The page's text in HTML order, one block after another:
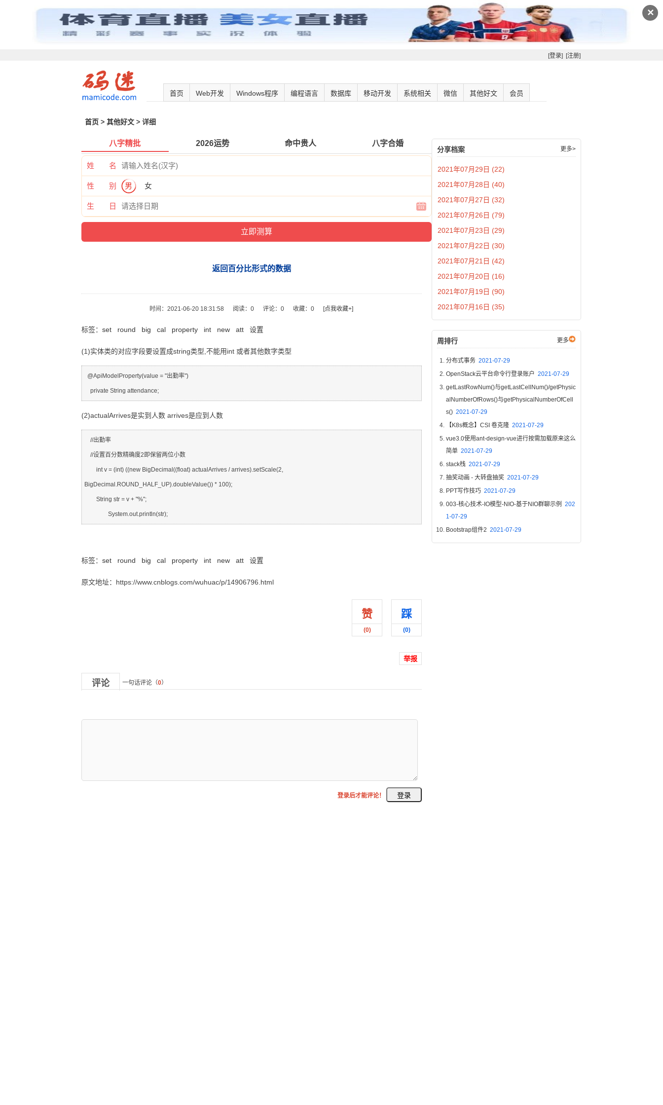
✕
[登录] [注册]
首页 Web开发 Windows程序 编程语言 数据库 移动开发 系统相关 微信 其他好文 会员
首页 > 其他好文 > 详细
八字精批 2026运势 命中贵人 八字合婚
姓 名
性 别 男 女
生 日
返回百分比形式的数据
时间：2021-06-20 18:31:58 阅读：0 评论：0 收藏：0 [点我收藏+]
标签： set round big cal property int new att 设置
(1)实体类的对应字段要设置成string类型,不能用int 或者其他数字类型
    private String attendance;
(2)actualArrives是实到人数 arrives是应到人数
BigDecimal.ROUND_HALF_UP).doubleValue()) * 100);
		System.out.println(str);
标签： set round big cal property int new att 设置
原文地址：https://www.cnblogs.com/wuhuac/p/14906796.html
踩
(0)
赞
(0)
举报
评论 一句话评论（0）
登录后才能评论！
分享档案 更多>
2021年07月29日 (22)
2021年07月28日 (40)
2021年07月27日 (32)
2021年07月26日 (79)
2021年07月23日 (29)
2021年07月22日 (30)
2021年07月21日 (42)
2021年07月20日 (16)
2021年07月19日 (90)
2021年07月16日 (35)
周排行 更多
分布式事务 2021-07-29
OpenStack云平台命令行登录账户 2021-07-29
getLastRowNum()与getLastCellNum()/getPhysic
alNumberOfRows()与getPhysicalNumberOfCell
s() 2021-07-29
【K8s概念】CSI 卷克隆 2021-07-29
vue3.0使用ant-design-vue进行按需加载原来这么
简单 2021-07-29
stack栈 2021-07-29
抽奖动画 - 大转盘抽奖 2021-07-29
PPT写作技巧 2021-07-29
003-核心技术-IO模型-NIO-基于NIO群聊示例 202
1-07-29
Bootstrap组件2 2021-07-29